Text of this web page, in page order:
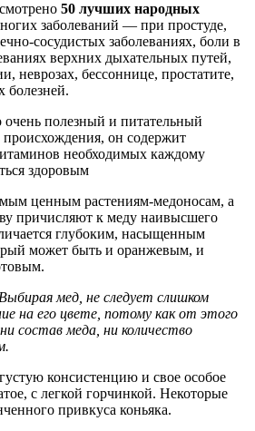
50 лучших народных
заболеваний — при простуде,
сосудистых заболеваниях, боли в
верхних дыхательных путей,
неврозах, бессоннице, простатите,
болезней.
ценным растениям-медоносам, а
причисляют к меду наивысшего
глубоким, насыщенным
может быть и оранжевым, и
Выбирая мед, не следует слишком
на его цвете, потому как от этого
состав меда, ни количество
консистенцию и свое особое
с легкой горчинкой. Некоторые
привкуса коньяка.